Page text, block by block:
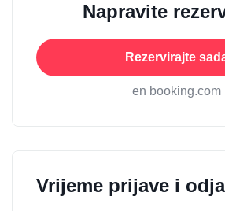
Napravite
Rezervirajte
en booking.com
Vrijeme prijave i